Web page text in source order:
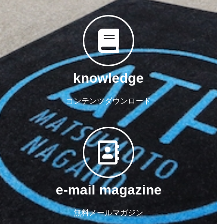
knowledge
コンテンツダウンロード
e-mail magazine
無料メールマガジン